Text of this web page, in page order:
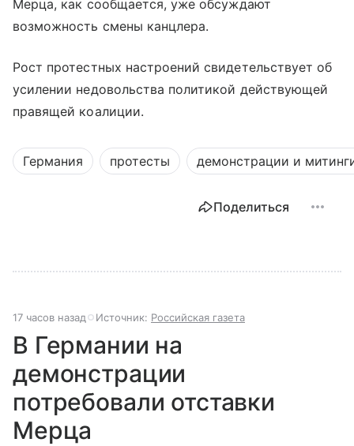
Мерца, как сообщается, уже обсуждают
возможность смены канцлера.
Рост протестных настроений свидетельствует об
усилении недовольства политикой действующей
правящей коалиции.
Германия протесты демонстрации и
Поделиться
17 часов назад Источник: Российская газета
В Германии на
демонстрации
потребовали отставки
Мерца